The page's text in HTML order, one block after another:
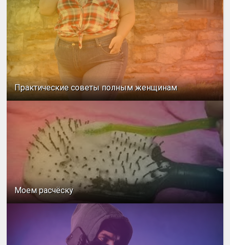
Практические советы полным женщинам
Моем расчёску